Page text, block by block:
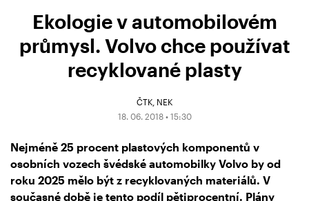
Ekologie v automobilovém
průmysl. Volvo chce používat
recyklované plasty
ČTK NEK
18. 06. 2018 • 15:30
Nejméně 25 procent plastových komponentů v
osobních vozech švédské automobilky Volvo by od
roku 2025 mělo být z recyklovaných materiálů. V
současné době je tento podíl pětiprocentní. Plány